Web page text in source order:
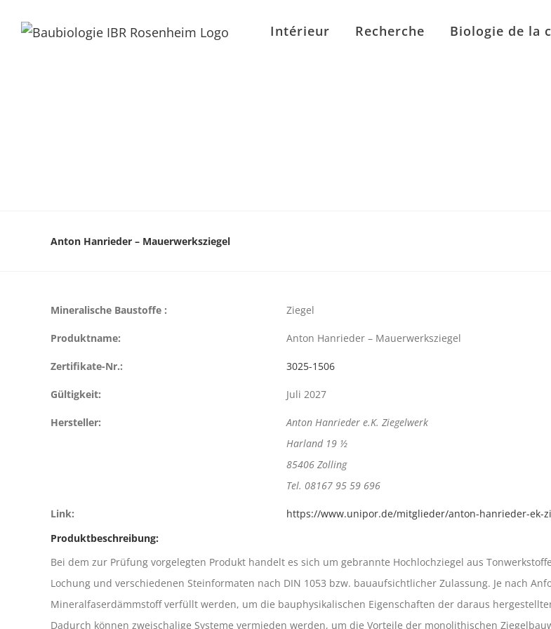
Intérieur Recherche Biologie de la
Anton Hanrieder – Mauerwerksziegel
Mineralische Baustoffe : Ziegel
Produktname: Anton Hanrieder – Mauerwerksziegel
Zertifikate-Nr.: 3025-1506
Gültigkeit: Juli 2027
Hersteller:
Anton Hanrieder e.K. Ziegelwerk
Harland 19 ½
85406 Zolling
Tel. 08167 95 59 696
Link:
https://www.unipor.de/mitglieder/anton-hanrieder-ek-
Produktbeschreibung:
Bei dem zur Prüfung vorgelegten Produkt handelt es sich um gebrannte Hochlochziegel aus
Lochung und verschiedenen Steinformaten nach DIN 1053 bzw. bauaufsichtlicher Zulassung. Je nach
Mineralfaserdämmstoff verfüllt werden, um die bauphysikalischen Eigenschaften der daraus
Dadurch können zweischalige Systeme vermieden werden, um die Vorteile der monolithischen